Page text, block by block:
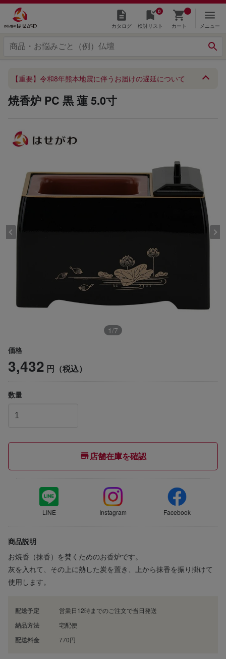
カタログ
0
検討リスト カート メニュー
【重要】令和8年熊本地震に伴うお届けの遅延について
焼香炉 PC 黒 蓮 5.0寸
1/7
価格
3,432 円（税込）
数量
店舗在庫を確認
LINE Instagram Facebook
商品説明
お焼香（抹香）を焚くためのお香炉です。
灰を入れて、その上に熱した炭を置き、上から抹香を振り掛けて
使用します。
配送予定 営業日12時までのご注文で当日発送
納品方法 宅配便
配送料金 770円